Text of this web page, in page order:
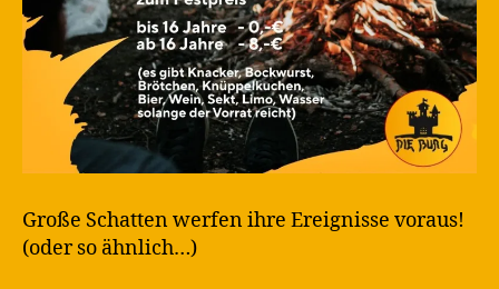
Große Schatten werfen ihre Ereignisse voraus!
(oder so ähnlich…)